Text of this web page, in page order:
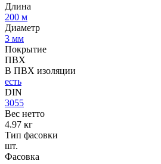
Длина
200 м
Диаметр
3 мм
Покрытие
ПВХ
В ПВХ изоляции
есть
DIN
3055
Вес нетто
4.97 кг
Тип фасовки
шт.
Фасовка